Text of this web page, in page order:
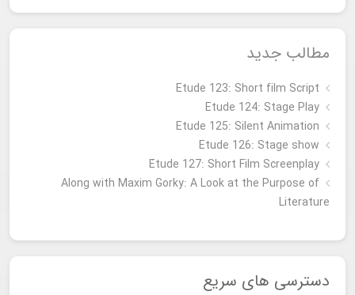
مطالب جدید
Etude 123: Short film Script
Etude 124: Stage Play
Etude 125: Silent Animation
Etude 126: Stage show
Étude 127: Short Film Screenplay
Along with Maxim Gorky: A Look at the Purpose of
Literature
دسترسی های سریع